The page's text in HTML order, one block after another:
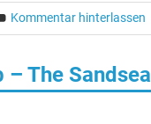
Kommentar hinterlassen
The Sandsea